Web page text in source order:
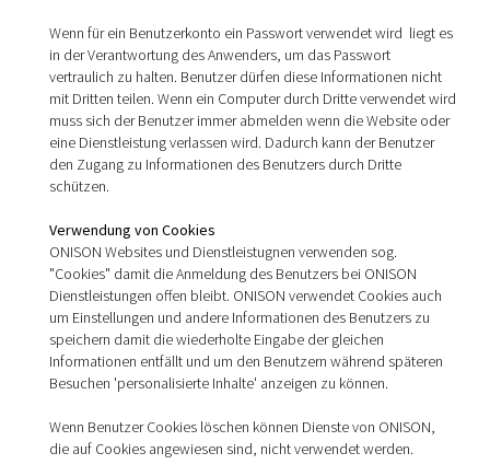
Wenn für ein Benutzerkonto ein Passwort verwendet wird liegt es
in der Verantwortung des Anwenders, um das Passwort
vertraulich zu halten. Benutzer dürfen diese Informationen nicht
mit Dritten teilen. Wenn ein Computer durch Dritte verwendet wird
muss sich der Benutzer immer abmelden wenn die Website oder
eine Dienstleistung verlassen wird. Dadurch kann der Benutzer
den Zugang zu Informationen des Benutzers durch Dritte
schützen.
Verwendung von Cookies
ONISON Websites und Dienstleistugnen verwenden sog.
"Cookies" damit die Anmeldung des Benutzers bei ONISON
Dienstleistungen offen bleibt. ONISON verwendet Cookies auch
um Einstellungen und andere Informationen des Benutzers zu
speichern damit die wiederholte Eingabe der gleichen
Informationen entfällt und um den Benutzern während späteren
Besuchen 'personalisierte Inhalte' anzeigen zu können.
Wenn Benutzer Cookies löschen können Dienste von ONISON,
die auf Cookies angewiesen sind, nicht verwendet werden.